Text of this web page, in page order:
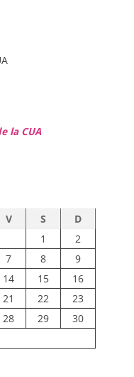
la CUA
V S
D
1
2
7 8
9
14 15
16
21 22
23
28 29
30